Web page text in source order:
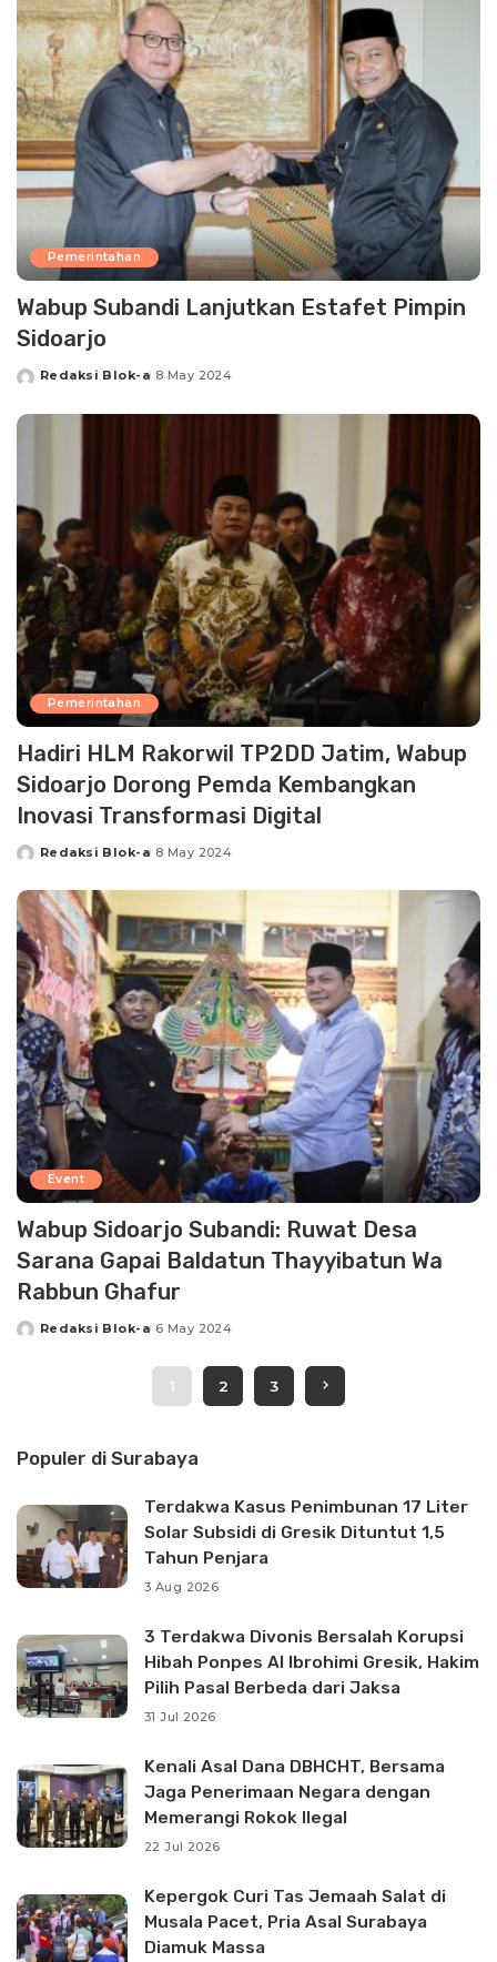
Pemerintahan
Wabup Subandi Lanjutkan Estafet Pimpin
Sidoarjo
Posted
Redaksi Blok-a 8 May 2024
Pemerintahan
Hadiri HLM Rakorwil TP2DD Jatim, Wabup
Sidoarjo Dorong Pemda Kembangkan
Inovasi Transformasi Digital
Posted
Redaksi Blok-a 8 May 2024
Event
Wabup Sidoarjo Subandi: Ruwat Desa
Sarana Gapai Baldatun Thayyibatun Wa
Rabbun Ghafur
Posted
Redaksi Blok-a 6 May 2024
1 2 3
Populer di Surabaya
Terdakwa Kasus Penimbunan 17 Liter
Solar Subsidi di Gresik Dituntut 1,5
Tahun Penjara
3 Aug 2026
3 Terdakwa Divonis Bersalah Korupsi
Hibah Ponpes Al Ibrohimi Gresik, Hakim
Pilih Pasal Berbeda dari Jaksa
31 Jul 2026
Kenali Asal Dana DBHCHT, Bersama
Jaga Penerimaan Negara dengan
Memerangi Rokok Ilegal
22 Jul 2026
Kepergok Curi Tas Jemaah Salat di
Musala Pacet, Pria Asal Surabaya
Diamuk Massa